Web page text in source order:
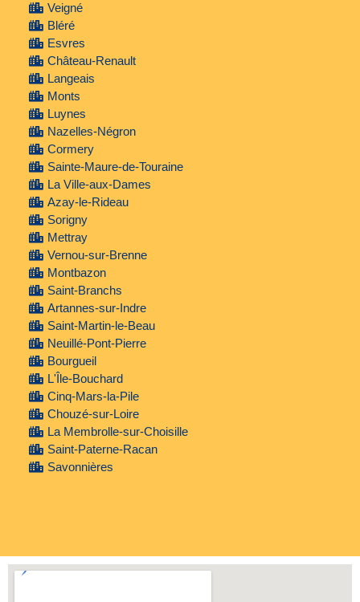
Veigné
Bléré
Esvres
Château-Renault
Langeais
Monts
Luynes
Nazelles-Négron
Cormery
Sainte-Maure-de-Touraine
La Ville-aux-Dames
Azay-le-Rideau
Sorigny
Mettray
Vernou-sur-Brenne
Montbazon
Saint-Branchs
Artannes-sur-Indre
Saint-Martin-le-Beau
Neuillé-Pont-Pierre
Bourgueil
L'Île-Bouchard
Cinq-Mars-la-Pile
Chouzé-sur-Loire
La Membrolle-sur-Choisille
Saint-Paterne-Racan
Savonnières